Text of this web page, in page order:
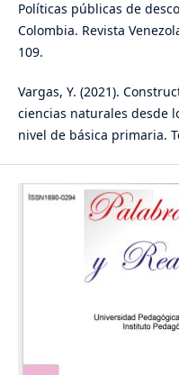
Políticas públicas de
Colombia. Revista
109.
Vargas, Y. (2021).
ciencias naturales desde
nivel de básica primaria.